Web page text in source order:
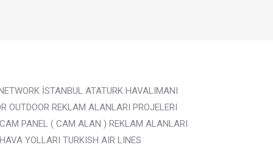
İSTANBUL ATATURK HAVALIMANI
OUTDOOR REKLAM ALANLARI PROJELERI
PANEL ( CAM ALAN ) REKLAM ALANLARI
YOLLARI TURKISH AIR LINES